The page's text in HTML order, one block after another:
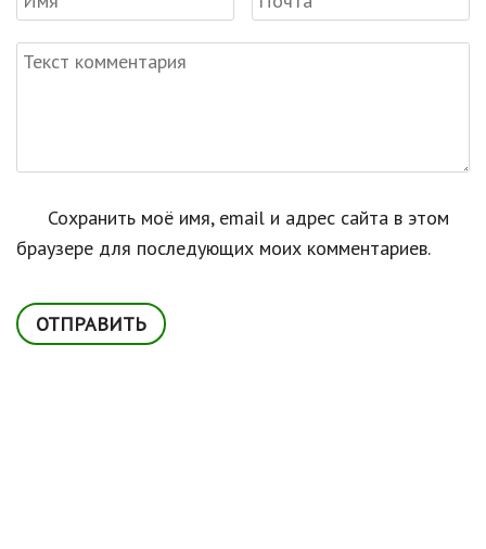
Сохранить моё имя, email и адрес сайта в этом
браузере для последующих моих комментариев.